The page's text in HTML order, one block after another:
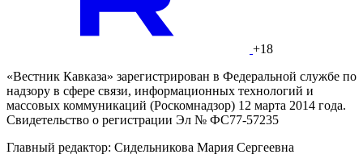
+18
«Вестник Кавказа» зарегистрирован в Федеральной службе по
надзору в сфере связи, информационных технологий и
массовых коммуникаций (Роскомнадзор) 12 марта 2014 года.
Свидетельство о регистрации Эл № ФС77-57235
Главный редактор: Сидельникова Мария Сергеевна